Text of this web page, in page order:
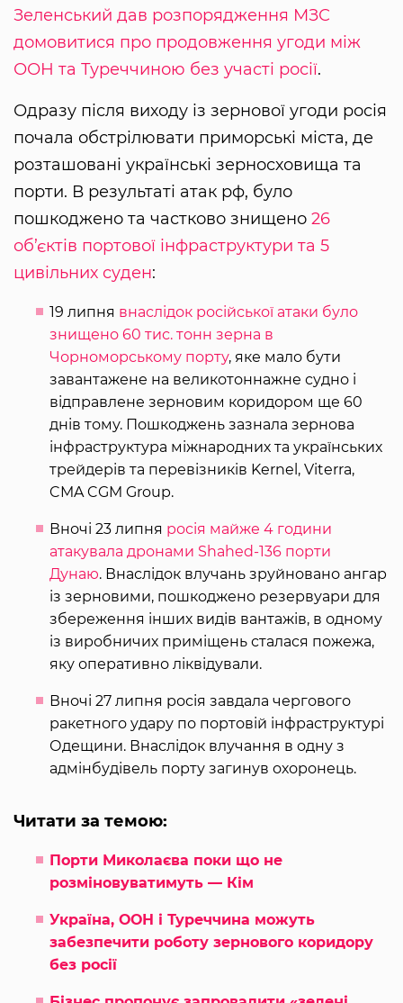
Зеленський дав розпорядження МЗС
домовитися про продовження угоди між
ООН та Туреччиною без участі росії.
Одразу після виходу із зернової угоди росія
почала обстрілювати приморські міста, де
розташовані українські зерносховища та
порти. В результаті атак рф, було
пошкоджено та частково знищено 26
об’єктів портової інфраструктури та 5
цивільних суден:
19 липня внаслідок російської атаки було
знищено 60 тис. тонн зерна в
Чорноморському порту, яке мало бути
завантажене на великотоннажне судно і
відправлене зерновим коридором ще 60
днів тому. Пошкоджень зазнала зернова
інфраструктура міжнародних та українських
трейдерів та перевізників Kernel, Viterra,
CMA CGM Group.
Вночі 23 липня росія майже 4 години
атакувала дронами Shahed-136 порти
Дунаю. Внаслідок влучань зруйновано ангар
із зерновими, пошкоджено резервуари для
збереження інших видів вантажів, в одному
із виробничих приміщень сталася пожежа,
яку оперативно ліквідували.
Вночі 27 липня росія завдала чергового
ракетного удару по портовій інфраструктурі
Одещини. Внаслідок влучання в одну з
адмінбудівель порту загинув охоронець.
Читати за темою:
Порти Миколаєва поки що не
розміновуватимуть — Кім
Україна, ООН і Туреччина можуть
забезпечити роботу зернового коридору
без росії